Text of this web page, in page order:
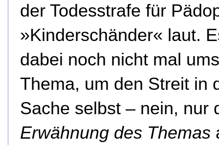
der Todesstrafe für
»Kinderschänder« laut.
dabei noch nicht mal ums
Thema, um den Streit in
Sache selbst – nein, nur
Erwähnung des Themas